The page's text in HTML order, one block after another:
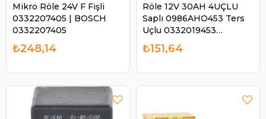
Mikro Röle 24V F Fişli
0332207405 | BOSCH
0332207405
₺248,14
Röle 12V 30AH 4UÇLU
Saplı 0986AHO453 Ters
Uçlu 0332019453
0986AH0453 | BOSCH
0986AH0453
₺151,64